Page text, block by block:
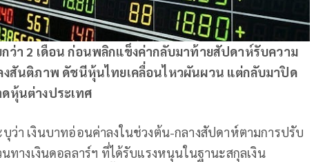
ว่า 2 เดือน ก่อนพลิกแข็งค่ากลับมาท้ายสัปดาห์รับความ
งสันติภาพ ดัชนีหุ้นไทยเคลื่อนไหวผันผวน แต่กลับมาปิด
หุ้นต่างประเทศ
ว่า เงินบาทอ่อนค่าลงในช่วงต้น-กลางสัปดาห์ตามการปรับ
ทางเงินดอลลาร์ฯ ที่ได้รับแรงหนุนในฐานะสกุลเงิน